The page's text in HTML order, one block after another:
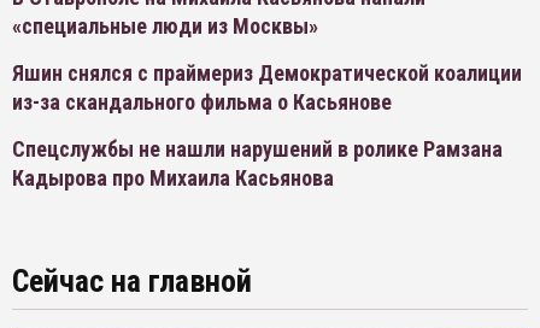
«специальные люди из Москвы»
Яшин снялся с праймериз Демократической коалиции
из-за скандального фильма о Касьянове
Спецслужбы не нашли нарушений в ролике Рамзана
Кадырова про Михаила Касьянова
Сейчас на главной